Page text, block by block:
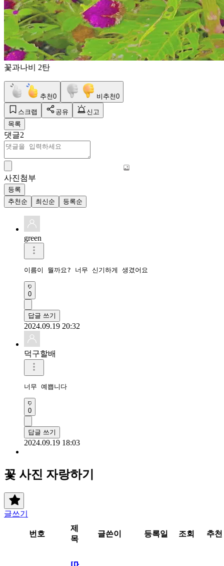
꽃과나비 2탄
추천0 비추천0
스크랩 공유
신고
목록
댓글2
사진첨부
등록
추천순
최신순 등록순
green
이름이 뭘까요? 너무 신기하게 생겼어요
0
답글 쓰기
2024.09.19 20:32
덕구할배
너무 예쁩니다
0
답글 쓰기
2024.09.19 18:03
꽃 사진 자랑하기
글쓰기
번호
제
목
글쓴이 등록일 조회 추천